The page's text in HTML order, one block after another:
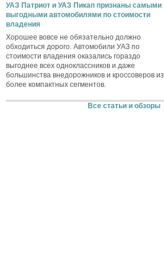
УАЗ Патриот и УАЗ Пикап признаны самыми
выгодными автомобилями по стоимости
владения
Хорошее вовсе не обязательно должно
обходиться дорого. Автомобили УАЗ по
стоимости владения оказались гораздо
выгоднее всех одноклассников и даже
большинства внедорожников и кроссоверов из
более компактных сегментов.
Все статьи и обзоры